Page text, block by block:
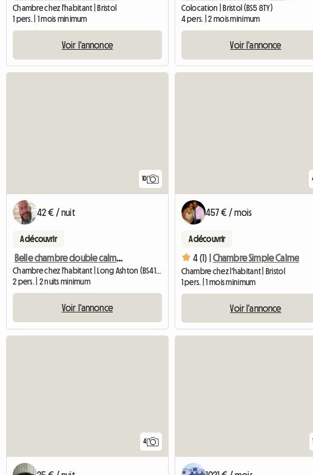
Chambre chez l'habitant | Bristol
1 pers. | 1 mois minimum
Voir l'annonce
Colocation | Bristol (BS5 8TY)
4 pers. | 2 mois minimum
Voir l'annonce
10
42 € / nuit
A découvrir
Belle chambre double calme dans un village près de Bristol
2 pers. | 2 nuits minimum
Voir l'annonce
457 € / mois
A découvrir
4 (1) | Chambre Simple Calme
Chambre chez l'habitant | Bristol
1 pers. | 1 mois minimum
Voir l'annonce
4